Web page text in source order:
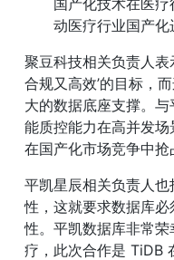
动医疗行业国产化
聚豆科技相关负责人表
合规又高效’的目标，
大的数据底座支撑。
能质控能力在高并发
在国产化市场竞争中抢
平凯星辰相关负责人
性，这就要求数据库必
性。平凯数据库非常
疗，此次合作是 TiDB